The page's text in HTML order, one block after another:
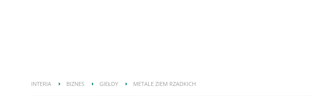
INTERIA BIZNES GIEŁDY METALE ZIEM RZADKICH